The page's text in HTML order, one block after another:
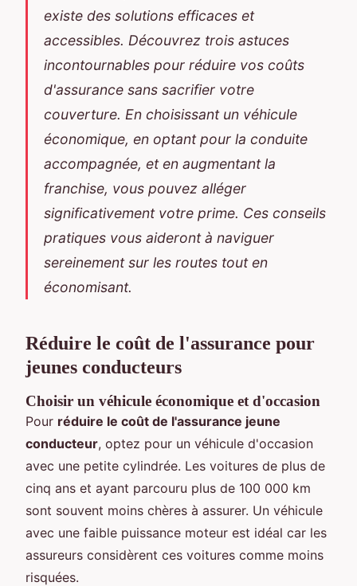
existe des solutions efficaces et
accessibles. Découvrez trois astuces
incontournables pour réduire vos coûts
d'assurance sans sacrifier votre
couverture. En choisissant un véhicule
économique, en optant pour la conduite
accompagnée, et en augmentant la
franchise, vous pouvez alléger
significativement votre prime. Ces conseils
pratiques vous aideront à naviguer
sereinement sur les routes tout en
économisant.
Réduire le coût de l'assurance pour
jeunes conducteurs
Choisir un véhicule économique et d'occasion
Pour réduire le coût de l'assurance jeune
conducteur, optez pour un véhicule d'occasion
avec une petite cylindrée. Les voitures de plus de
cinq ans et ayant parcouru plus de 100 000 km
sont souvent moins chères à assurer. Un véhicule
avec une faible puissance moteur est idéal car les
assureurs considèrent ces voitures comme moins
risquées.